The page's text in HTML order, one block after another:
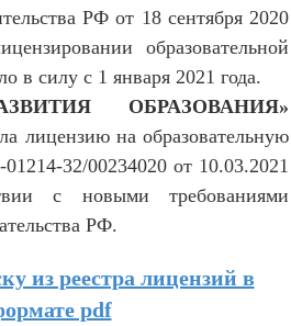
РФ от 18 сентября 2020
образовательной
в силу с 1 января 2021 года.
ОБРАЗОВАНИЯ»
лицензию на образовательную
32/00234020 от 10.03.2021
с новыми требованиями
РФ.
из реестра лицензий в
pdf